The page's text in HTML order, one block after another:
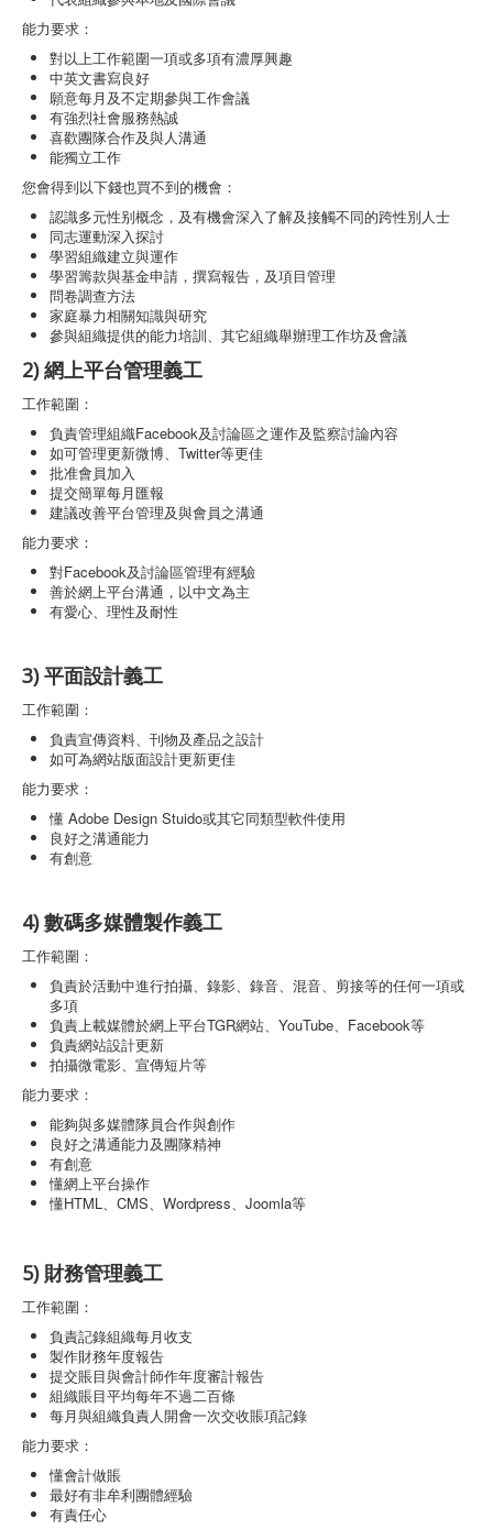
能力要求：
對以上工作範圍一項或多項有濃厚興趣
中英文書寫良好
願意每月及不定期參與工作會議
有強烈社會服務熱誠
喜歡團隊合作及與人溝通
能獨立工作
您會得到以下錢也買不到的機會：
認識多元性别概念，及有機會深入了解及接觸不同的跨性別人士
同志運動深入探討
學習組織建立與運作
學習籌款與基金申請，撰寫報告，及項目管理
問卷調查方法
家庭暴力相關知識與研究
參與組織提供的能力培訓、其它組織舉辦理工作坊及會議
2) 網上平台管理義工
工作範圍：
負責管理組織Facebook及討論區之運作及監察討論內容
如可管理更新微博、Twitter等更佳
批准會員加入
提交簡單每月匯報
建議改善平台管理及與會員之溝通
能力要求：
對Facebook及討論區管理有經驗
善於網上平台溝通，以中文為主
有愛心、理性及耐性
3) 平面設計義工
工作範圍：
負責宣傳資料、刊物及產品之設計
如可為網站版面設計更新更佳
能力要求：
懂 Adobe Design Stuido或其它同類型軟件使用
良好之溝通能力
有創意
4) 數碼多媒體製作義工
工作範圍：
負責於活動中進行拍攝、錄影、錄音、混音、剪接等的任何一項或
多項
負責上載媒體於網上平台TGR網站、YouTube、Facebook等
負責網站設計更新
拍攝微電影、宣傳短片等
能力要求：
能夠與多媒體隊員合作與創作
良好之溝通能力及團隊精神
有創意
懂網上平台操作
懂HTML、CMS、Wordpress、Joomla等
5) 財務管理義工
工作範圍：
負責記錄組織每月收支
製作財務年度報告
提交賬目與會計師作年度審計報告
組織賬目平均每年不過二百條
每月與組織負責人開會一次交收賬項記錄
能力要求：
懂會計做賬
最好有非牟利團體經驗
有責任心